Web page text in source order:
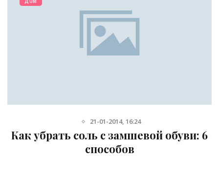
21-01-2014, 16:24
Как убрать соль с замшевой обуви: 6
способов